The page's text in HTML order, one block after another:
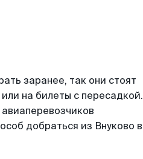
заранее, так они стоят
на билеты с пересадкой.
добраться из Внуково в